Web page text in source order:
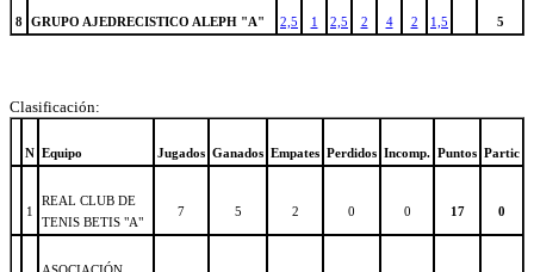
8 GRUPO AJEDRECISTICO ALEPH "A" 2,5 1 2,5 2 4 2 1,5 5
Clasificación:
N Equipo Jugados Ganados Empates Perdidos Incomp. Puntos Partic
1
REAL CLUB DE
TENIS BETIS "A"
7 5 2 0 0 17 0